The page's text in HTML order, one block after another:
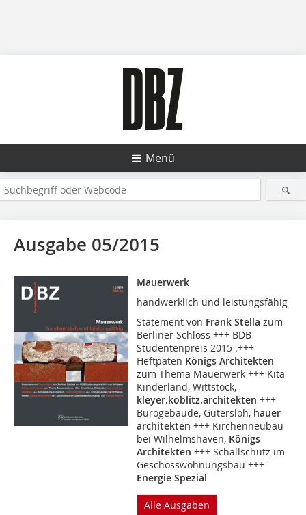
Menü
Ausgabe 05/2015
Mauerwerk
handwerklich und leistungsfähig
Statement von Frank Stella zum
Berliner Schloss +++ BDB
Studentenpreis 2015 .+++
Heftpaten Königs Architekten
zum Thema Mauerwerk +++ Kita
Kinderland, Wittstock,
kleyer.koblitz.architekten +++
Bürogebäude, Gütersloh, hauer
architekten +++ Kirchenneubau
bei Wilhelmshaven, Königs
Architekten +++ Schallschutz im
Geschosswohnungsbau +++
Energie Spezial
Alle Ausgaben